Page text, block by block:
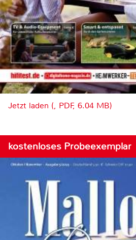
Jetzt laden (, PDF, 6.04 MB)
kostenloses Probeexemplar